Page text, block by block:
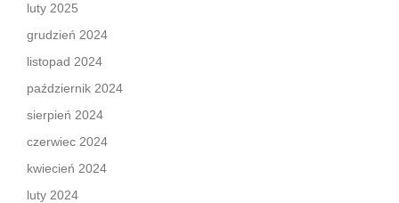
luty 2025
grudzień 2024
listopad 2024
październik 2024
sierpień 2024
czerwiec 2024
kwiecień 2024
luty 2024